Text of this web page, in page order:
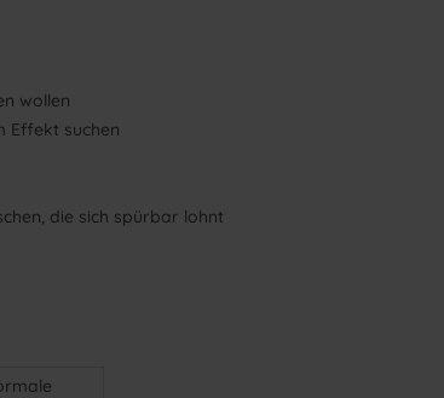
wollen
Effekt suchen
die sich spürbar lohnt